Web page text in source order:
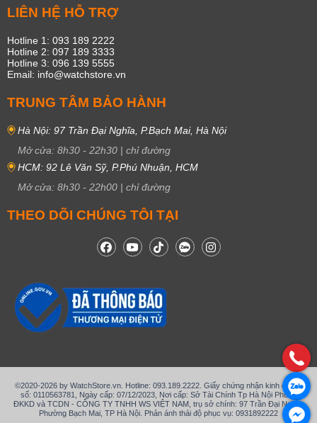
LIÊN HỆ HỖ TRỢ
Hotline 1: 093 189 2222
Hotline 2: 097 189 3333
Hotline 3: 096 139 5555
Email: info@watchstore.vn
TRUNG TÂM BẢO HÀNH
Hà Nội: 97 Trần Đại Nghĩa, P.Bạch Mai, Hà Nội
Mở cửa: 8h30 - 22h30 | chỉ đường
HCM: 92 Lê Văn Sỹ, P.Phú Nhuận, HCM
Mở cửa: 8h30 - 22h00 | chỉ đường
THEO DÕI CHÚNG TÔI TẠI
©2020-2026 by WatchStore.vn. Hotline: 093.189.2222. Giấy chứng nhận kinh doanh
số: 0110563781, Ngày cấp: 07/12/2023, Nơi cấp: Sở Tài Chính Tp Hà Nội Phòng
ĐKKD và TCDN - CÔNG TY TNHH WS VIỆT NAM, trụ sở chính: 97 Trần Đại Nghĩa,
Phường Bạch Mai, TP Hà Nội. Phản ánh thái độ phục vụ: 0931892222